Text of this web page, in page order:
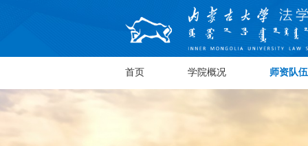
首页 学院概况 师资队伍